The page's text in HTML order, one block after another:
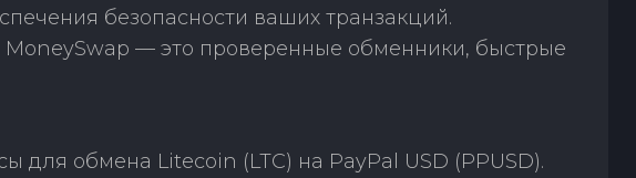
безопасности ваших транзакций.
— это проверенные обменники, быстрые
для обмена Litecoin (LTC) на PayPal USD (PPUSD).